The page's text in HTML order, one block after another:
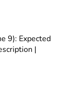
9): Expected
|